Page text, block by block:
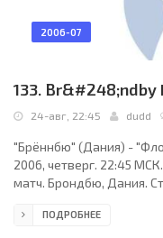
2006-07
133. Br&#248;ndby
24-авг, 22:45 dudd
"Брённбю" (Дания) -
2006, четверг. 22:45
матч. Брондбю, Дания.
Отмар Шох
ПОДРОБНЕЕ